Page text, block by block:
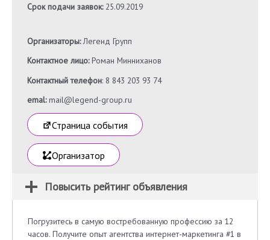
Срок подачи заявок:25.09.2019
Организаторы:Легенд Групп
Контактное лицо:Роман Минниханов
Контактный телефон: 8 843 203 93 74
emal:mail@legend-group.ru
Страница события
Организатор
Повысить рейтинг объявления
Погрузитесь в самую востребованную профессию за 12
часов. Получите опыт агентства интернет-маркетинга #1 в